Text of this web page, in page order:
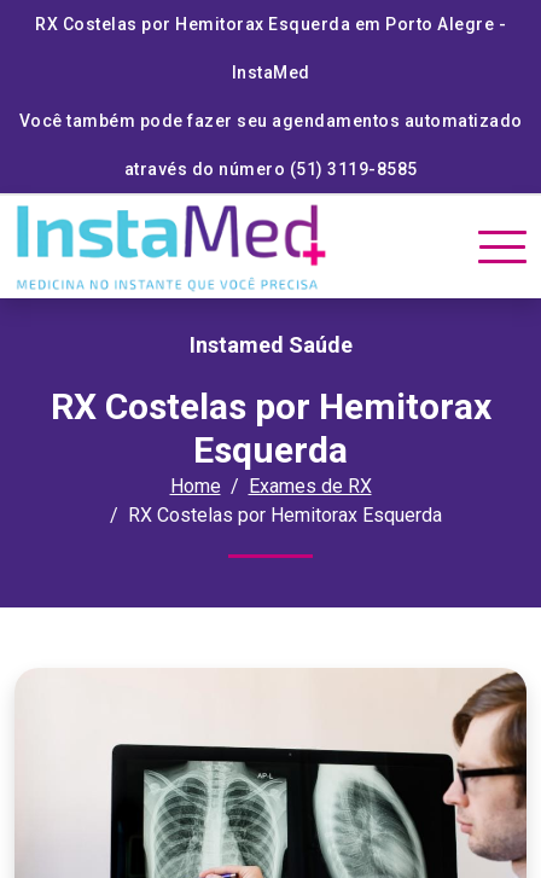
RX Costelas por Hemitorax Esquerda em Porto Alegre -
InstaMed
Você também pode fazer seu agendamentos automatizado
através do número (51) 3119-8585
Instamed Saúde
RX Costelas por Hemitorax
Esquerda
Home
Exames de RX
RX Costelas por Hemitorax Esquerda